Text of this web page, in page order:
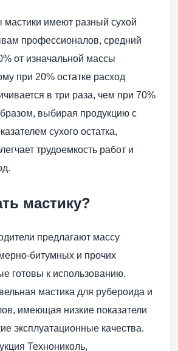
имеют разный сухой
профессионалов, средний
от изначальной массы
при 20% остатке расход
в три раза, чем при 70%
выбирая продукцию с
сухого остатка,
трудоемкость работ и
мастику?
предлагают массу
битумных и прочих
готовы к использованию.
мастика для рубероида и
имеющая низкие показатели
эксплуатационные качества.
Технониколь,